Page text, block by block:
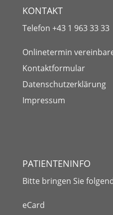
KONTAKT
Telefon +43 1 963 33 33
Onlinetermin
Kontaktformular
Datenschutzerklärung
Impressum
PATIENTENINFO
Bitte bringen Sie
eCard